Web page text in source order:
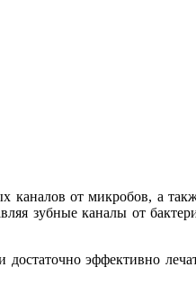
от микробов, а
зубные каналы от
эффективно